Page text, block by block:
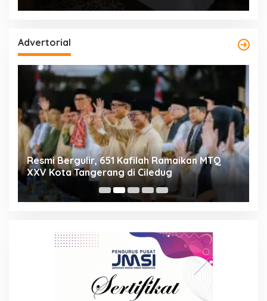
Advertorial
Resmi Bergulir, 651 Kafilah Ramaikan MTQ
XXV Kota Tangerang di Ciledug